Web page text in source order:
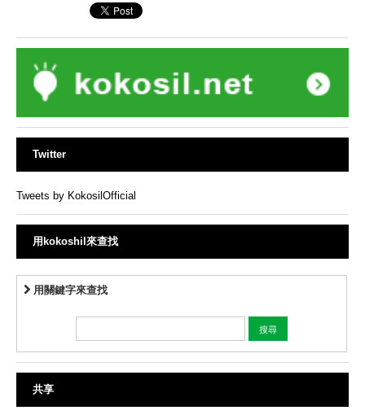
Twitter
Tweets by KokosilOfficial
用kokoshil來查找
用關鍵字來查找
共享